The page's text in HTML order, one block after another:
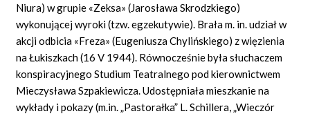
Niura) w grupie «Zeksa» (Jarosława Skrodzkiego)
wykonującej wyroki (tzw. egzekutywie). Brała m. in. udział w
akcji odbicia «Freza» (Eugeniusza Chylińskiego) z więzienia
na Łukiszkach (16 V 1944). Równocześnie była słuchaczem
konspiracyjnego Studium Teatralnego pod kierownictwem
Mieczysława Szpakiewicza. Udostępniała mieszkanie na
wykłady i pokazy (m.in. „Pastorałka” L. Schillera, „Wieczór